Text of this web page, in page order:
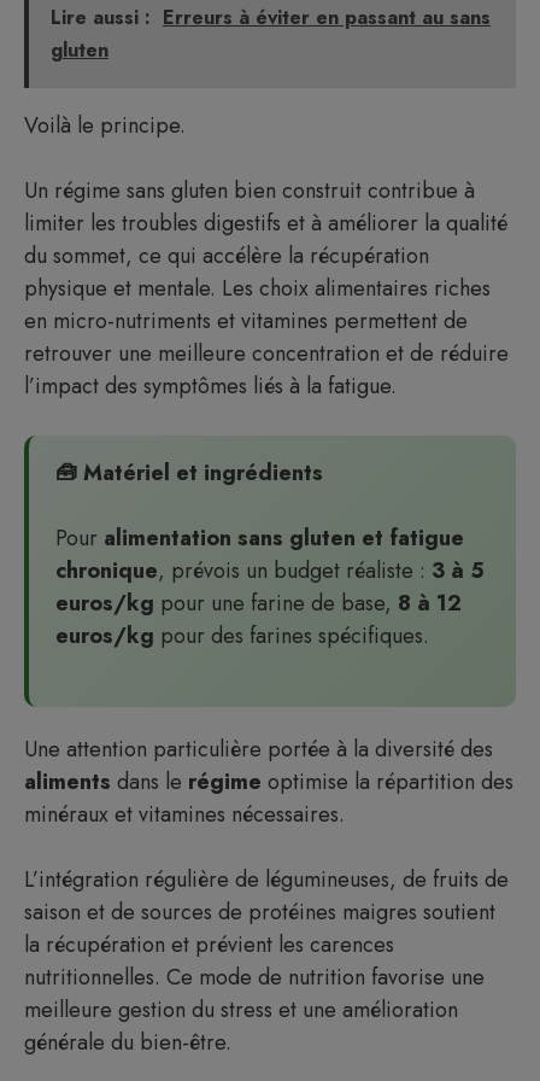
Lire aussi : Erreurs à éviter en passant au sans
gluten
Voilà le principe.
Un régime sans gluten bien construit contribue à
limiter les troubles digestifs et à améliorer la qualité
du sommet, ce qui accélère la récupération
physique et mentale. Les choix alimentaires riches
en micro-nutriments et vitamines permettent de
retrouver une meilleure concentration et de réduire
l’impact des symptômes liés à la fatigue.
🧰 Matériel et ingrédients
Pour alimentation sans gluten et fatigue
chronique, prévois un budget réaliste : 3 à 5
euros/kg pour une farine de base, 8 à 12
euros/kg pour des farines spécifiques.
Une attention particulière portée à la diversité des
aliments dans le régime optimise la répartition des
minéraux et vitamines nécessaires.
L’intégration régulière de légumineuses, de fruits de
saison et de sources de protéines maigres soutient
la récupération et prévient les carences
nutritionnelles. Ce mode de nutrition favorise une
meilleure gestion du stress et une amélioration
générale du bien-être.